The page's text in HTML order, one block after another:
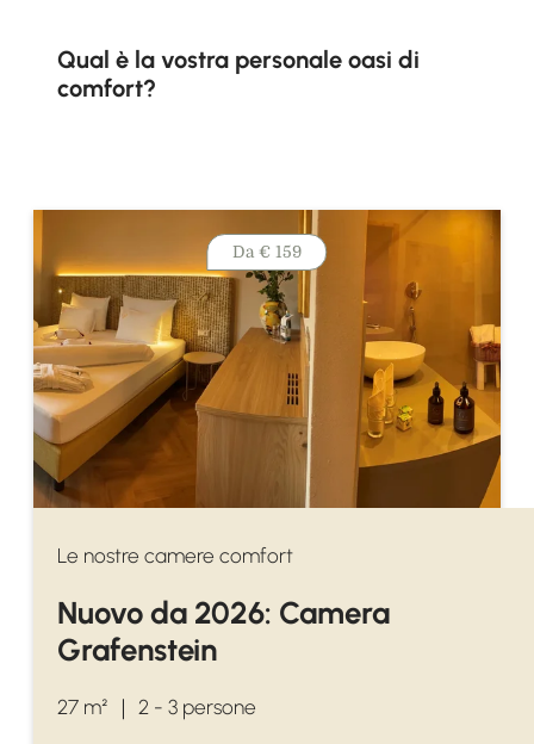
Qual è la vostra personale oasi di
comfort?
Le nostre camere comfort
Nuovo da 2026: Camera
Grafenstein
27 m² ｜ 2 - 3 persone
Da € 159